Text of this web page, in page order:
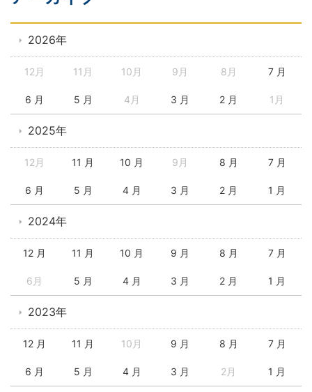
2026年
12月 11月 10月 9月 8月 7 月
6 月 5 月 4月 3 月 2 月 1月
2025年
12月 11 月 10 月 9月 8 月 7 月
6 月 5 月 4 月 3 月 2 月 1 月
2024年
12 月 11 月 10 月 9 月 8 月 7 月
6月 5 月 4 月 3 月 2 月 1 月
2023年
12 月 11 月 10月 9 月 8 月 7 月
6 月 5 月 4 月 3 月 2月 1 月